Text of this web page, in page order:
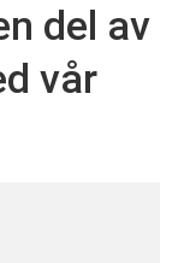
del av
vår